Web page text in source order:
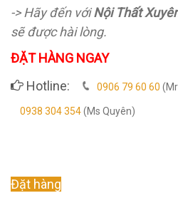
-> Hãy đến vớiNội Thất
sẽ được hài lòng.
ĐẶT HÀNG NGAY
Hotline:
0906 79 60 60
0938 304 354(Ms Quyên)
Original
Current
Đặt hàng